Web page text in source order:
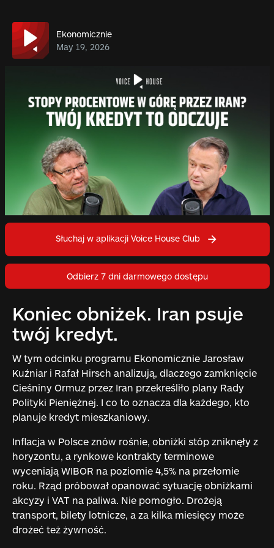
Ekonomicznie
May 19, 2026
Słuchaj w aplikacji Voice House Club
Odbierz 7 dni darmowego dostępu
Koniec obniżek. Iran psuje
twój kredyt.
W tym odcinku programu Ekonomicznie Jarosław
Kuźniar i Rafał Hirsch analizują, dlaczego zamknięcie
Cieśniny Ormuz przez Iran przekreśliło plany Rady
Polityki Pieniężnej. I co to oznacza dla każdego, kto
planuje kredyt mieszkaniowy.
Inflacja w Polsce znów rośnie, obniżki stóp zniknęły z
horyzontu, a rynkowe kontrakty terminowe
wyceniają WIBOR na poziomie 4,5% na przełomie
roku. Rząd próbował opanować sytuację obniżkami
akcyzy i VAT na paliwa. Nie pomogło. Drożeją
transport, bilety lotnicze, a za kilka miesięcy może
drożeć też żywność.